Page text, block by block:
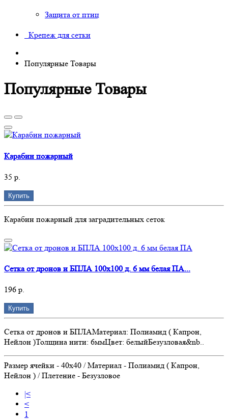
Защита от птиц
Крепеж для сетки
Популярные Товары
Популярные Товары
Карабин пожарный
35 р.
Купить
Карабин пожарный для заградительных сеток
Сетка от дронов и БПЛА 100х100 д. 6 мм белая ПА...
196 р.
Купить
Сетка от дронов и БПЛАМатериал: Полиамид ( Капрон,
Нейлон )Толщина нити: 6ммЦвет: белыйБезузловая&nb..
Размер ячейки - 40х40 / Материал - Полиамид ( Капрон,
Нейлон ) / Плетение - Безузловое
|<
<
1